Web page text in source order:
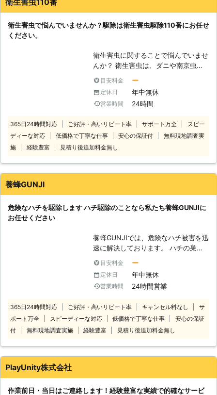
携しているゴキブリ駆除のスペシャリ
ストです。 お客様の困ったを解決
す。 【どのような場所でも駆け付け
ます！】 一戸建てやマンションはも
ちろん、工場や倉庫、飲食店などにも
する相談事を24時間365日体制で対
応しておりますので、お気軽にお問い
衛生害虫110番
衛生害虫で悩んでいませんか？駆除は衛生害虫駆除110番にお任せ
ください。
衛生害虫に関することで悩んでいませ
んか？ 衛生害虫は、ダニや南京虫な
でもシラミは厄介で人体に影響を与え
る可能性があります。 もちろん、市
販の薬剤で対処することも可能ですが
ん。そんなときは、衛生害虫駆除110
番にお任せください。 衛生害虫駆除
110番には4つの強みがございます。
査のあと、お見積りをご提示させてい
現場状況により、事前にお客様にご確
認したうえで調査・見積もりに費用を
害虫駆除110番はお客様が安心してご
利用いただけるよう、ペットやお子様
がいても安全な駆除方法をご提案させ
話受付しております。 衛生害虫駆除
110番では24時間365日お電話をお受
れない！」となっても、すぐにお電話
をお受けすることが可能です。 4.お
客様の満足度98%以上の実績がござい
目安料金 ー
定休日 年中無休
営業時間 24時間
365日24時間対応 ご好評・高いリピート率 サポート万全
スピー
ディーな対応
低価格で丁寧な仕事 安心の保証付
無料現地調査実
施
経験豊富 見積り後追加料金無し
養蜂GUNJI
危険なハチを駆除します ハチ駆除のことなら私たち養蜂GUNJIに
お任せください
養蜂GUNJIでは、危険なハチ被害を迅
速に解決しております。 ハチの巣を
でお電話ください。経験豊富、実績豊
富なハチ駆除のプロが駆け付けます。
弊社は24時間年中無休で対応してお
い。 また、7月から10月は、巣作りの
シーズンでハチが凶暴です。何もして
いなくても襲ってくる可能性がありま
です。安全面に配慮して退治をいたし
目安料金 ー
定休日 年中無休
営業時間 24時間営業
365日24時間対応 ご好評・高いリピート率 キャンセル料なし
サ
ポート万全
スピーディーな対応 低価格で丁寧な仕事
安心の保証
付
無料現地調査実施 経験豊富 見積り後追加料金無し
PlayUnity株式会社
作業前日・当日はご連絡します！経験豊富な実績で的確なサービ